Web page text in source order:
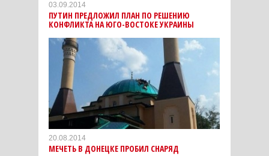
03.09.2014
ПУТИН ПРЕДЛОЖИЛ ПЛАН ПО РЕШЕНИЮ
КОНФЛИКТА НА ЮГО-ВОСТОКЕ УКРАИНЫ
20.08.2014
МЕЧЕТЬ В ДОНЕЦКЕ ПРОБИЛ СНАРЯД